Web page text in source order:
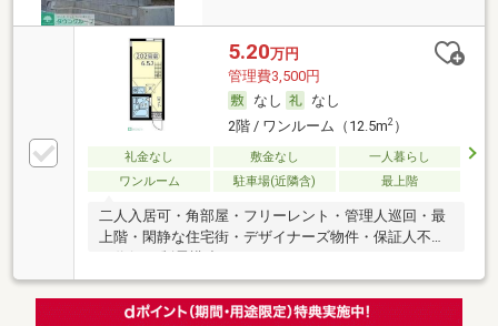
5.20万円
管理費3,500円
なし
なし
2階 / ワンルーム（12.5m2）
礼金なし 敷金なし
一人暮らし
ワンルーム
駐車場(近隣含) 最上階
二人入居可・角部屋・フリーレント・管理人巡回・最
上階・閑静な住宅街・デザイナーズ物件・保証人不要